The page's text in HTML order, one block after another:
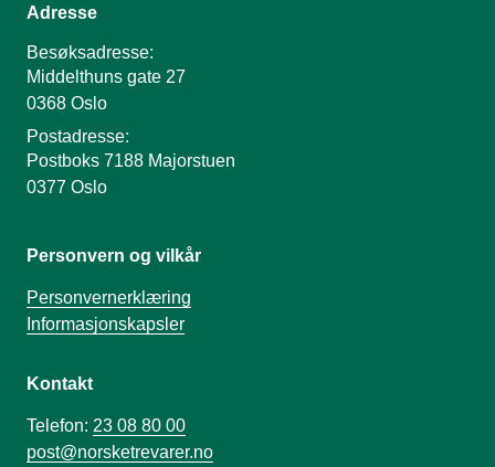
Adresse
Besøksadresse:
Middelthuns gate 27
0368 Oslo
Postadresse:
Postboks 7188 Majorstuen
0377 Oslo
Personvern og vilkår
Personvernerklæring
Informasjonskapsler
Kontakt
Telefon: 23 08 80 00
post@norsketrevarer.no